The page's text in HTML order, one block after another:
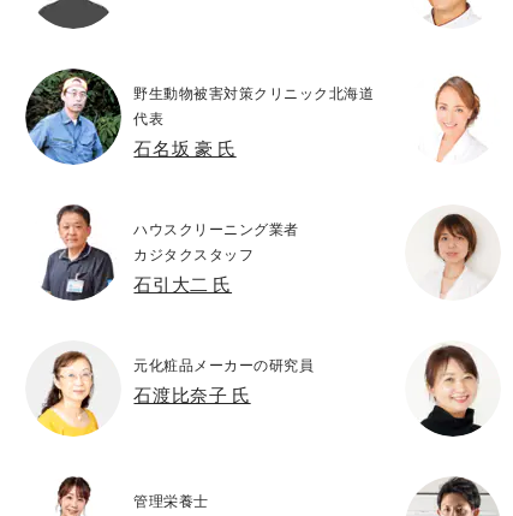
野生動物被害対策クリニック北海道
代表
石名坂 豪 氏
ハウスクリーニング業者
カジタクスタッフ
石引大二 氏
元化粧品メーカーの研究員
石渡比奈子 氏
管理栄養士